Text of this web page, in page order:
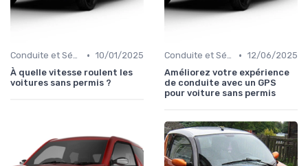
Conduite et Sécurité • 10/01/2025
À quelle vitesse roulent les
voitures sans permis ?
Conduite et Sécurité • 12/06/2025
Améliorez votre expérience
de conduite avec un GPS
pour voiture sans permis